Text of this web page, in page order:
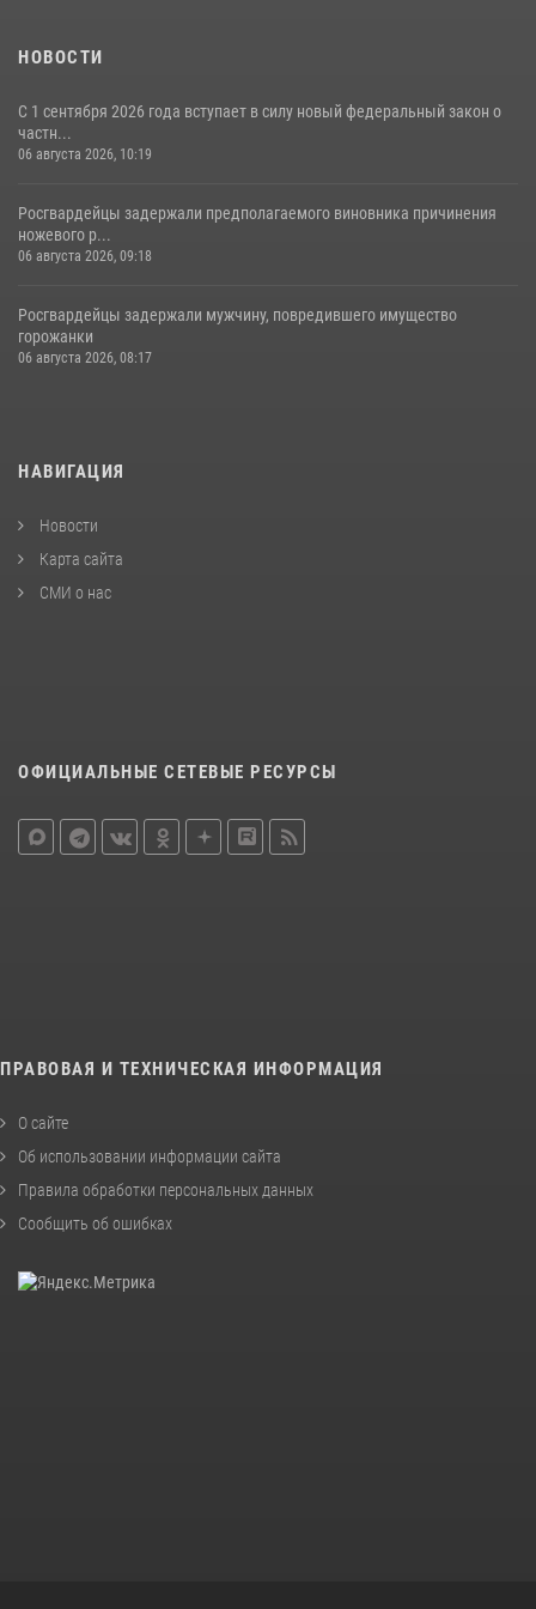
НОВОСТИ
С 1 сентября 2026 года вступает в силу новый федеральный закон о
частн...
06 августа 2026, 10:19
Росгвардейцы задержали предполагаемого виновника причинения
ножевого р...
06 августа 2026, 09:18
Росгвардейцы задержали мужчину, повредившего имущество
горожанки
06 августа 2026, 08:17
НАВИГАЦИЯ
Новости
Карта сайта
СМИ о нас
ОФИЦИАЛЬНЫЕ СЕТЕВЫЕ РЕСУРСЫ
ПРАВОВАЯ И ТЕХНИЧЕСКАЯ ИНФОРМАЦИЯ
О сайте
Об использовании информации сайта
Правила обработки персональных данных
Сообщить об ошибках